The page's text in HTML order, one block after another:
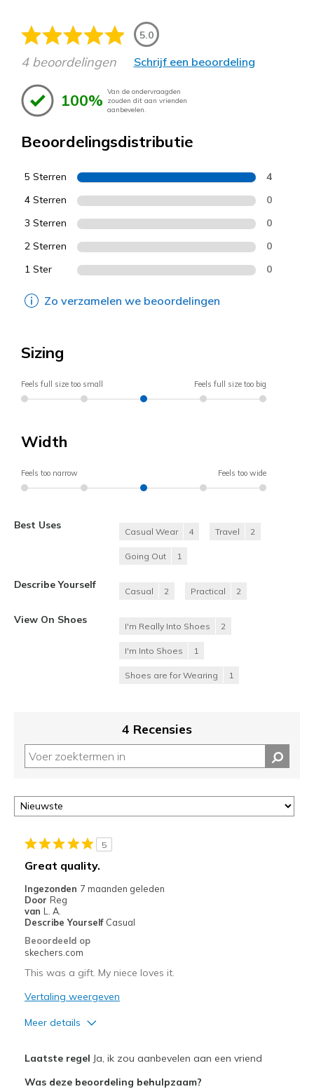
5.0
4 beoordelingen Schrijf een beoordeling
100% Van de ondervraagden
zouden dit aan vrienden
aanbevelen.
Beoordelingsdistributie
5 Sterren 4
4 Sterren 0
3 Sterren 0
2 Sterren 0
1 Ster 0
Zo verzamelen we beoordelingen
Sizing
Feels full size too small Feels full size too big
Width
Feels too narrow Feels too wide
Best Uses
Casual Wear 4 Travel 2
Going Out 1
Describe Yourself
Casual 2 Practical 2
View On Shoes
I'm Really Into Shoes 2
I'm Into Shoes 1
Shoes are for Wearing 1
4 Recensies
5
Great quality.
Ingezonden 7 maanden geleden
Door Reg
van L. A.
Describe Yourself Casual
Beoordeeld op
skechers.com
This was a gift. My niece loves it.
Vertaling weergeven
Meer details
Laatste regel Ja, ik zou aanbevelen aan een vriend
Was deze beoordeling behulpzaam?